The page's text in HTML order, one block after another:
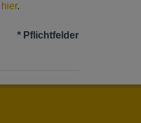
hier.
* Pflichtfelder